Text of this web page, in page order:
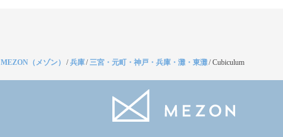
MEZON（メゾン） /兵庫/三宮・元町・神戸・兵庫・灘・東灘/Cubiculum